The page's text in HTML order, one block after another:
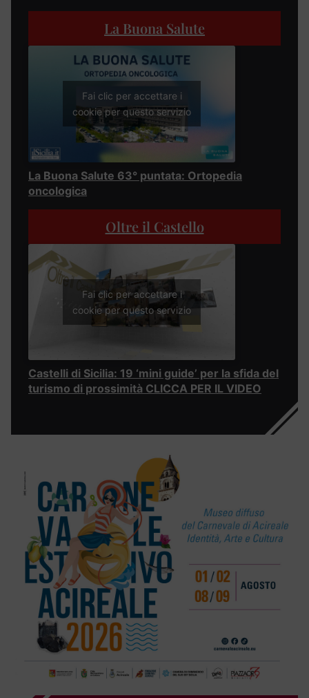
La Buona Salute
Fai clic per accettare i
cookie per questo servizio
La Buona Salute 63° puntata: Ortopedia
oncologica
Oltre il Castello
Fai clic per accettare i
cookie per questo servizio
Castelli di Sicilia: 19 ‘mini guide’ per la sfida del
turismo di prossimità CLICCA PER IL VIDEO